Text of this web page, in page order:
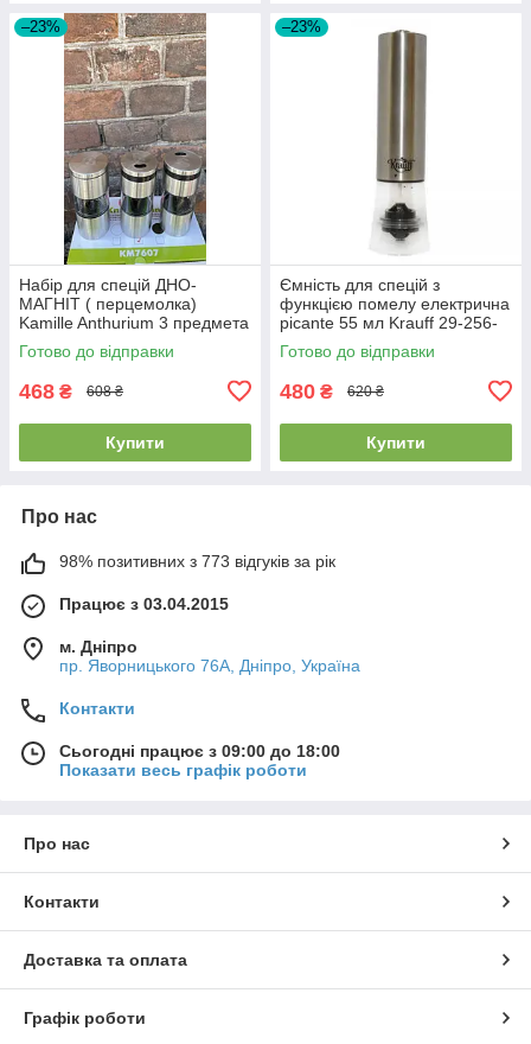
–23%
Набір для спецій ДНО-
МАГНІТ ( перцемолка)
Kamille Anthurium 3 предмета
KM-7027
Готово до відправки
468 ₴ 608 ₴
Купити
–23%
Ємність для спецій з
функцією помелу електрична
picante 55 мл Krauff 29-256-
001
Готово до відправки
480 ₴ 620 ₴
Купити
Про нас
98% позитивних з 773 відгуків за рік
Працює з 03.04.2015
м. Дніпро
пр. Яворницького 76А, Дніпро, Україна
Контакти
Сьогодні працює з 09:00 до 18:00
Показати весь графік роботи
Про нас
Контакти
Доставка та оплата
Графік роботи